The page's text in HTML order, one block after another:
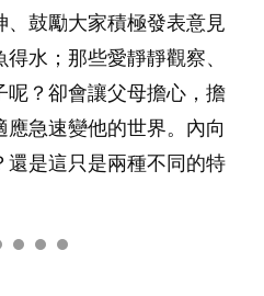
、鼓勵大家積極發表意見
水；那些愛靜靜觀察、
呢？卻會讓父母擔心，擔
急速變他的世界。內向
還是這只是兩種不同的特
兒女應對功課測驗，還
尚要處理家中雜項要
個任務要做。可惜，有
遺漏——關注自己的情緒
孩子卻發現事情不如你所
們想像的簡單，卻也不
起來認識婚姻的真相！...
盡的問題～這裡一次過集
關短片。 這段路讓我們
感到混淆，到底誰是誰
開語言學習的迷思～...